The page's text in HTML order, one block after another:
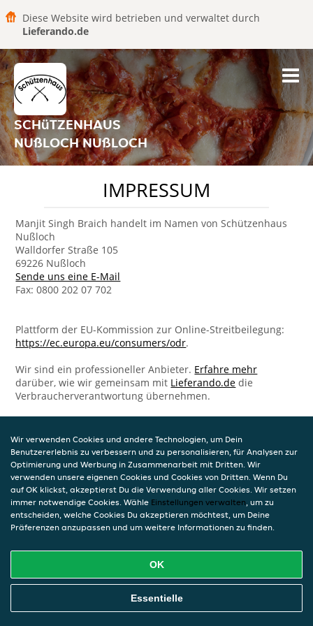
Diese Website wird betrieben und verwaltet durch
Lieferando.de
SCHüTZENHAUS
NUßLOCH NUßLOCH
IMPRESSUM
Manjit Singh Braich handelt im Namen von Schützenhaus
Nußloch
Walldorfer Straße 105
69226 Nußloch
Sende uns eine E-Mail
Fax: 0800 202 07 702
Plattform der EU-Kommission zur Online-Streitbeilegung:
https://ec.europa.eu/consumers/odr.
Wir sind ein professioneller Anbieter. Erfahre mehr
darüber, wie wir gemeinsam mit Lieferando.de die
Verbraucherverantwortung übernehmen.
Wir verwenden Cookies und andere Technologien, um Dein
Benutzererlebnis zu verbessern und zu personalisieren, für Analysen zur
Optimierung und Werbung in Zusammenarbeit mit Dritten. Wir
verwenden unsere eigenen Cookies und Cookies von Dritten. Wenn Du
auf OK klickst, akzeptierst Du die Verwendung aller Cookies. Wir setzen
immer notwendige Cookies. Wähle Einstellungen verwalten, um zu
entscheiden, welche Cookies Du akzeptieren möchtest, um Deine
Präferenzen anzupassen und um weitere Informationen zu finden.
OK
Essentielle